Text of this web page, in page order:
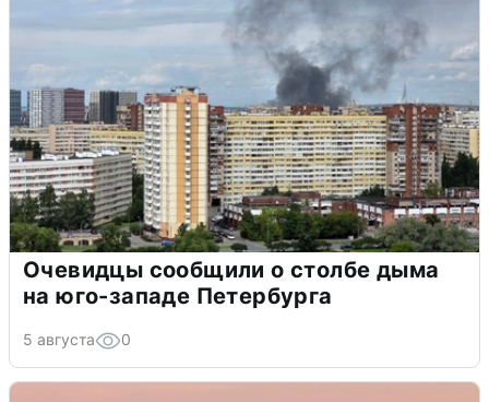
Очевидцы сообщили о столбе дыма
на юго-западе Петербурга
5 августа 0